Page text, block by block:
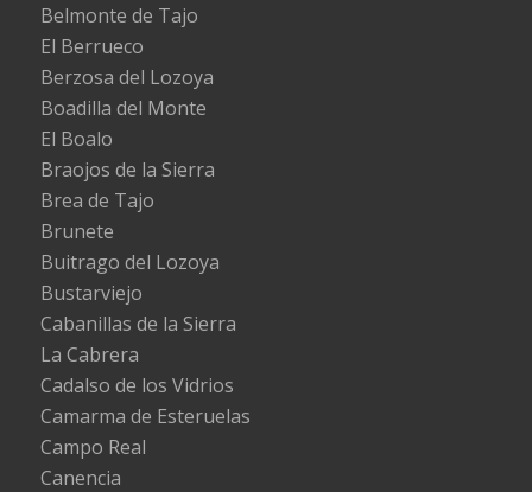
Belmonte de Tajo
El Berrueco
Berzosa del Lozoya
Boadilla del Monte
El Boalo
Braojos de la Sierra
Brea de Tajo
Brunete
Buitrago del Lozoya
Bustarviejo
Cabanillas de la Sierra
La Cabrera
Cadalso de los Vidrios
Camarma de Esteruelas
Campo Real
Canencia